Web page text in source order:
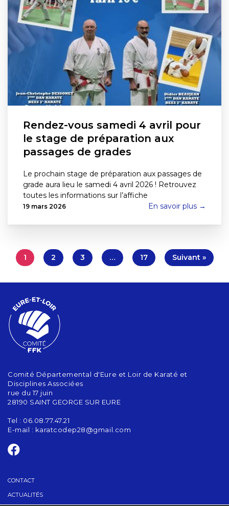
Rendez-vous samedi 4 avril pour
le stage de préparation aux
passages de grades
Le prochain stage de préparation aux passages de
grade aura lieu le samedi 4 avril 2026 ! Retrouvez
toutes les informations sur l’affiche
19 mars 2026 En savoir plus →
1 2 3 … 17 Suivant »
Comité Départemental d'Eure et Loir de Karaté et
Disciplines Associées
rue du 17 juin
28190 SAINT GEORGE SUR EURE
Tel : 06.08.77.47.21
E-mail : karatcodep28@gmail.com
CONTACT
ACTUALITÉS